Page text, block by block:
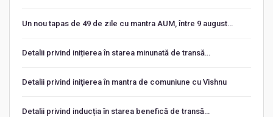
Un nou tapas de 49 de zile cu mantra AUM, între 9 august…
Detalii privind inițierea în starea minunată de transă…
Detalii privind iniţierea în mantra de comuniune cu Vishnu
Detalii privind inducția în starea benefică de transă…